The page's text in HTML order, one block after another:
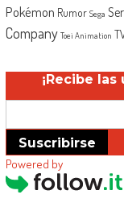
Pokémon Rumor Sega
Company Toei Animation
¡Recibe
Suscribirse
Powered by